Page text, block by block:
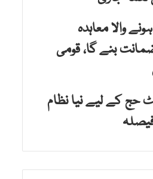
والا معاہدہ
بنے گا، قومی
حج کے لیے نیا نظام